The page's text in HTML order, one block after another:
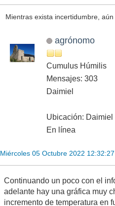
Mientras exista incertidumbre,
agrónomo
Cumulus Húmilis
Mensajes: 303
Daimiel
Ubicación: Daimiel
En línea
Miércoles 05 Octubre 2022
Continuando un poco con el
adelante hay una gráfica muy
incremento de temperatura en